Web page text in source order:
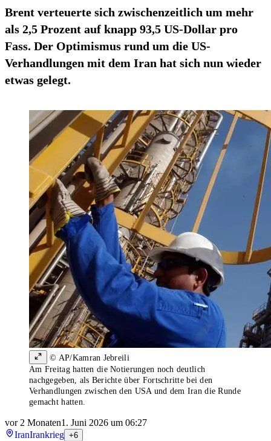
Brent verteuerte sich zwischenzeitlich um mehr
als 2,5 Prozent auf knapp 93,5 US-Dollar pro
Fass. Der Optimismus rund um die US-
Verhandlungen mit dem Iran hat sich nun wieder
etwas gelegt.
© AP/Kamran Jebreili
Am Freitag hatten die Notierungen noch deutlich
nachgegeben, als Berichte über Fortschritte bei den
Verhandlungen zwischen den USA und dem Iran die Runde
gemacht hatten.
vor 2 Monaten1. Juni 2026 um 06:27
IranIrankrieg +6